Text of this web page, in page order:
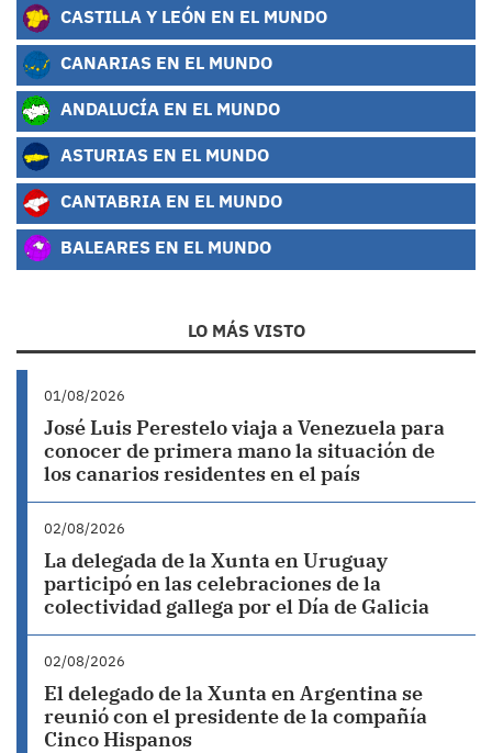
CASTILLA Y LEÓN EN EL MUNDO
CANARIAS EN EL MUNDO
ANDALUCÍA EN EL MUNDO
ASTURIAS EN EL MUNDO
CANTABRIA EN EL MUNDO
BALEARES EN EL MUNDO
LO MÁS VISTO
01/08/2026
José Luis Perestelo viaja a Venezuela para
conocer de primera mano la situación de
los canarios residentes en el país
02/08/2026
La delegada de la Xunta en Uruguay
participó en las celebraciones de la
colectividad gallega por el Día de Galicia
02/08/2026
El delegado de la Xunta en Argentina se
reunió con el presidente de la compañía
Cinco Hispanos